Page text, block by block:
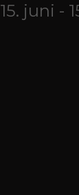
juni -